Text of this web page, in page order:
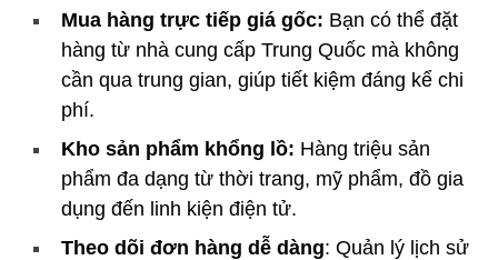
Mua hàng trực tiếp giá gốc: Bạn có thể đặt
hàng từ nhà cung cấp Trung Quốc mà không
cần qua trung gian, giúp tiết kiệm đáng kể chi
phí.
Kho sản phẩm khổng lồ: Hàng triệu sản
phẩm đa dạng từ thời trang, mỹ phẩm, đồ gia
dụng đến linh kiện điện tử.
Theo dõi đơn hàng dễ dàng: Quản lý lịch sử